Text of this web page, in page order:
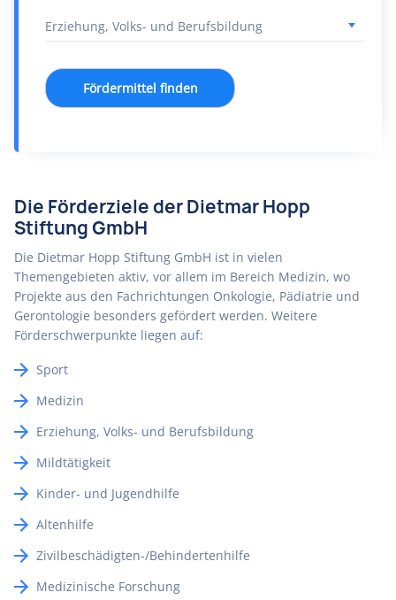
Fördermittel finden
Die Förderziele der Dietmar Hopp
Stiftung GmbH
Die Dietmar Hopp Stiftung GmbH ist in vielen
Themengebieten aktiv, vor allem im Bereich Medizin, wo
Projekte aus den Fachrichtungen Onkologie, Pädiatrie und
Gerontologie besonders gefördert werden. Weitere
Förderschwerpunkte liegen auf:
Sport
Medizin
Erziehung, Volks- und Berufsbildung
Mildtätigkeit
Kinder- und Jugendhilfe
Altenhilfe
Zivilbeschädigten-/Behindertenhilfe
Medizinische Forschung